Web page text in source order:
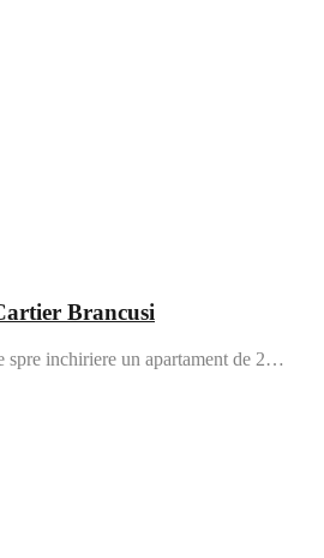
Brancusi
spre inchiriere un apartament de 2…